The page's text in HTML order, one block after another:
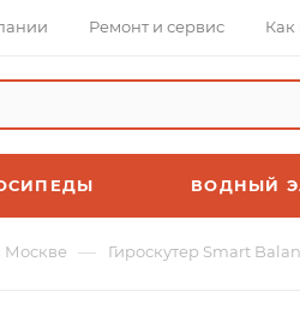
Ремонт и сервис Как
ВОДНЫЙ
Москве — Гироскутер Smart